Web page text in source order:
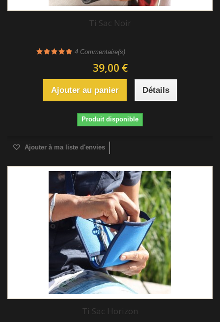
Ti Sac Noir
4 Commentaire(s)
39,00 €
Ajouter au panier Détails
Produit disponible
Ajouter à ma liste d'envies
Ti Sac Horizon